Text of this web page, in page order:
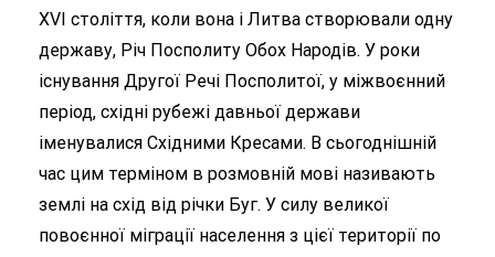
XVI століття, коли вона і Литва створювали одну
державу, Річ Посполиту Обох Народів. У роки
існування Другої Речі Посполитої, у міжвоєнний
період, східні рубежі давньої держави
іменувалися Східними Кресами. В сьогоднішній
час цим терміном в розмовній мові називають
землі на схід від річки Буг. У силу великої
повоєнної міграції населення з цієї території по